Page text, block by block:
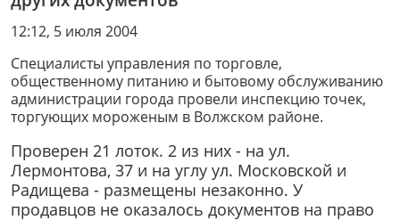
12:12, 5 июля 2004
Специалисты управления по торговле,
общественному питанию и бытовому обслуживанию
администрации города провели инспекцию точек,
торгующих мороженым в Волжском районе.
Проверен 21 лоток. 2 из них - на ул.
Лермонтова, 37 и на углу ул. Московской и
Радищева - размещены незаконно. У
продавцов не оказалось документов на право